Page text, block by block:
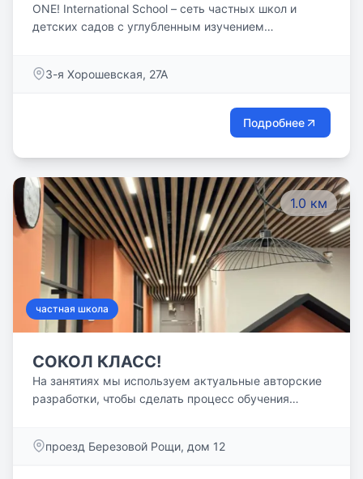
ONE! International School – cеть частных школ и
детских садов с углубленным изучением
3-я Хорошевская, 27А
Подробнее
1.0 км
частная школа
СОКОЛ КЛАСС!
На занятиях мы используем актуальные авторские
разработки, чтобы сделать процесс обучения
проезд Березовой Рощи, дом 12